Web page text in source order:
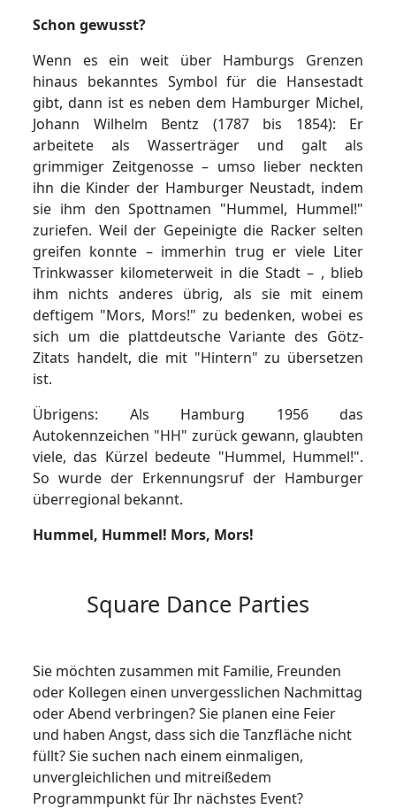
Schon gewusst?
Wenn es ein weit über Hamburgs Grenzen
hinaus bekanntes Symbol für die Hansestadt
gibt, dann ist es neben dem Hamburger Michel,
Johann Wilhelm Bentz (1787 bis 1854): Er
arbeitete als Wasserträger und galt als
grimmiger Zeitgenosse – umso lieber neckten
ihn die Kinder der Hamburger Neustadt, indem
sie ihm den Spottnamen "Hummel, Hummel!"
zuriefen. Weil der Gepeinigte die Racker selten
greifen konnte – immerhin trug er viele Liter
Trinkwasser kilometerweit in die Stadt – , blieb
ihm nichts anderes übrig, als sie mit einem
deftigem "Mors, Mors!" zu bedenken, wobei es
sich um die plattdeutsche Variante des Götz-
Zitats handelt, die mit "Hintern" zu übersetzen
ist.
Übrigens: Als Hamburg 1956 das
Autokennzeichen "HH" zurück gewann, glaubten
viele, das Kürzel bedeute "Hummel, Hummel!".
So wurde der Erkennungsruf der Hamburger
überregional bekannt.
Hummel, Hummel! Mors, Mors!
Square Dance Parties
Sie möchten zusammen mit Familie, Freunden
oder Kollegen einen unvergesslichen Nachmittag
oder Abend verbringen? Sie planen eine Feier
und haben Angst, dass sich die Tanzfläche nicht
füllt? Sie suchen nach einem einmaligen,
unvergleichlichen und mitreißedem
Programmpunkt für Ihr nächstes Event?